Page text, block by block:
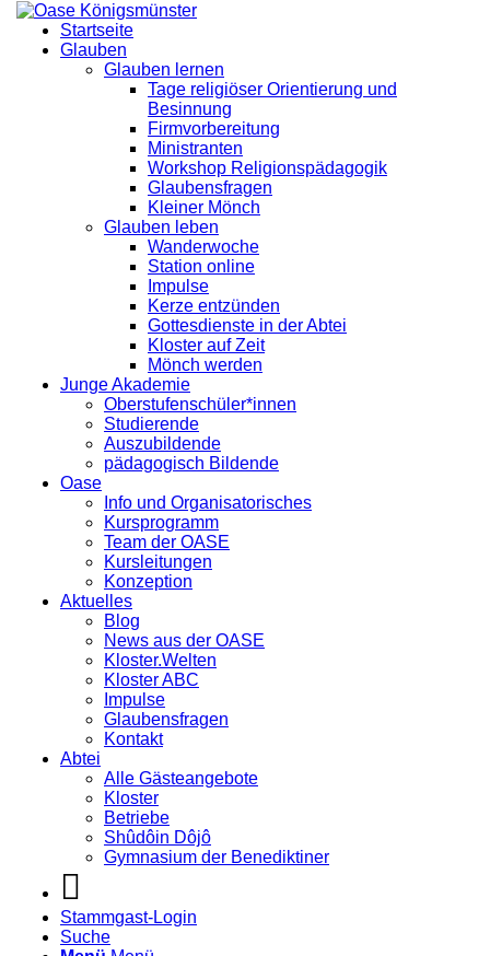
Startseite
Glauben
Glauben lernen
Tage religiöser Orientierung und
Besinnung
Firmvorbereitung
Ministranten
Workshop Religionspädagogik
Glaubensfragen
Kleiner Mönch
Glauben leben
Wanderwoche
Station online
Impulse
Kerze entzünden
Gottesdienste in der Abtei
Kloster auf Zeit
Mönch werden
Junge Akademie
Oberstufenschüler*innen
Studierende
Auszubildende
pädagogisch Bildende
Oase
Info und Organisatorisches
Kursprogramm
Team der OASE
Kursleitungen
Konzeption
Aktuelles
Blog
News aus der OASE
Kloster.Welten
Kloster ABC
Impulse
Glaubensfragen
Kontakt
Abtei
Alle Gästeangebote
Kloster
Betriebe
Shûdôin Dôjô
Gymnasium der Benediktiner
Stammgast-Login
Suche